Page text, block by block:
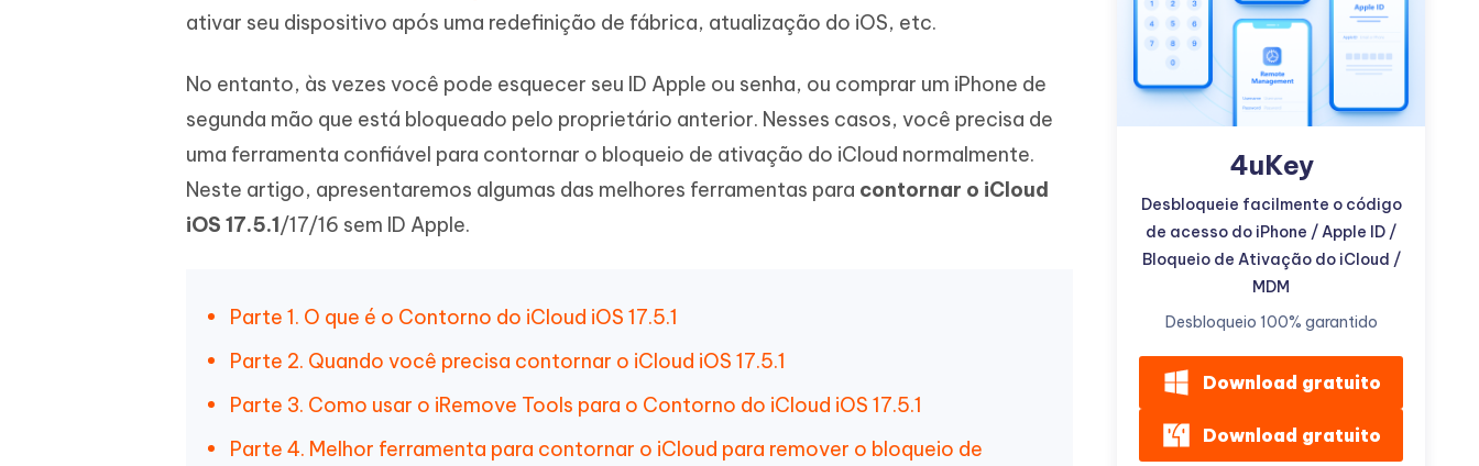
iAnyGo- iOS APP
iAnyGo - APP GPS Falso para
Alterar a localização do Android sem PC
iCareFone Transferir APP
UltData for Android APP
Recuperar dados do Android sem PC
Cleanup Pro APP
Limpe o iPhone com IA gratuitamente
Mais dicas úteis
Escreva de forma mais inteligente,
Transforme o conteúdo da IA em algo
ativar seu dispositivo após uma redefinição de fábrica, atualização do iOS, etc.
No entanto, às vezes você pode esquecer seu ID Apple ou senha, ou comprar um iPhone de
segunda mão que está bloqueado pelo proprietário anterior. Nesses casos, você precisa de
uma ferramenta confiável para contornar o bloqueio de ativação do iCloud normalmente.
Neste artigo, apresentaremos algumas das melhores ferramentas para contornar o iCloud
iOS 17.5.1/17/16 sem ID Apple.
Parte 1. O que é o Contorno do iCloud iOS 17.5.1
Parte 2. Quando você precisa contornar o iCloud iOS 17.5.1
Parte 3. Como usar o iRemove Tools para o Contorno do iCloud iOS 17.5.1
Parte 4. Melhor ferramenta para contornar o iCloud para remover o bloqueio de
4uKey
Desbloqueie facilmente o código
de acesso do iPhone / Apple ID /
Bloqueio de Ativação do iCloud /
MDM
Desbloqueio 100% garantido
Download gratuito
Download gratuito